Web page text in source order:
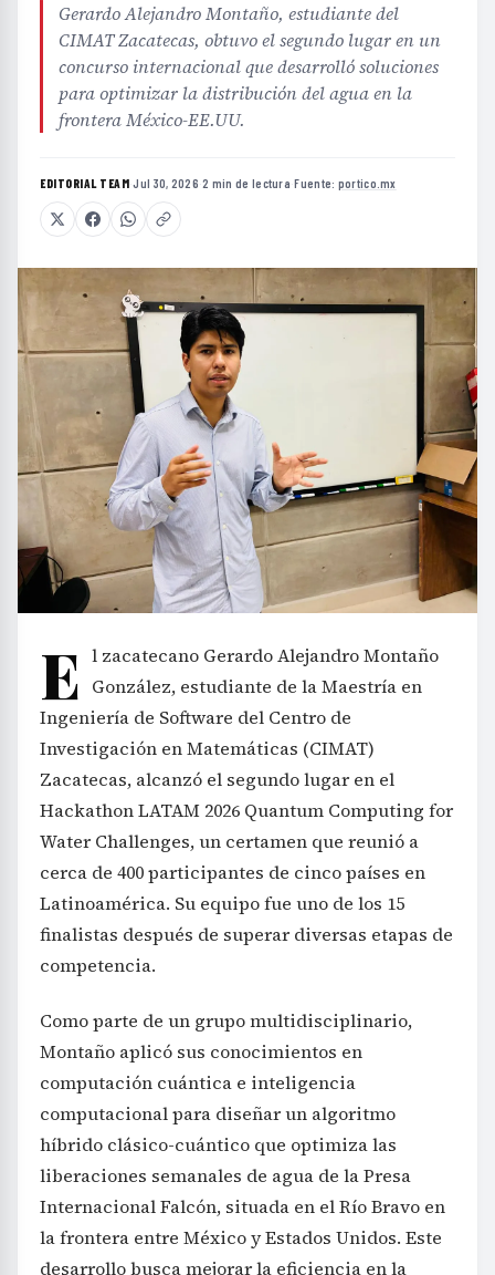
Gerardo Alejandro Montaño, estudiante del
CIMAT Zacatecas, obtuvo el segundo lugar en un
concurso internacional que desarrolló soluciones
para optimizar la distribución del agua en la
frontera México-EE.UU.
EDITORIAL TEAM·Jul 30, 2026·2 min de lectura·Fuente: portico.mx
E l zacatecano Gerardo Alejandro Montaño
González, estudiante de la Maestría en
Ingeniería de Software del Centro de
Investigación en Matemáticas (CIMAT)
Zacatecas, alcanzó el segundo lugar en el
Hackathon LATAM 2026 Quantum Computing for
Water Challenges, un certamen que reunió a
cerca de 400 participantes de cinco países en
Latinoamérica. Su equipo fue uno de los 15
finalistas después de superar diversas etapas de
competencia.
Como parte de un grupo multidisciplinario,
Montaño aplicó sus conocimientos en
computación cuántica e inteligencia
computacional para diseñar un algoritmo
híbrido clásico-cuántico que optimiza las
liberaciones semanales de agua de la Presa
Internacional Falcón, situada en el Río Bravo en
la frontera entre México y Estados Unidos. Este
desarrollo busca mejorar la eficiencia en la